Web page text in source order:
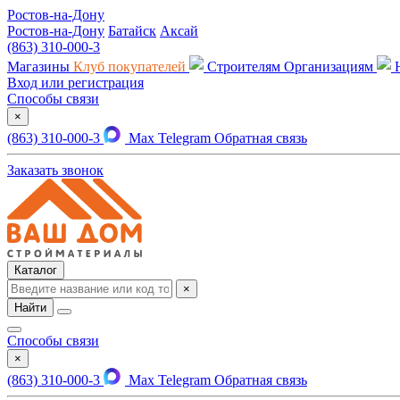
Ростов-на-Дону
Ростов-на-Дону Батайск Аксай
(863) 310-000-3
Магазины Клуб покупателей Строителям Организациям
Вход или регистрация
Способы связи
×
(863) 310-000-3 Max Telegram Обратная связь
Заказать звонок
Каталог
×
Найти
Способы связи
×
(863) 310-000-3 Max Telegram Обратная связь